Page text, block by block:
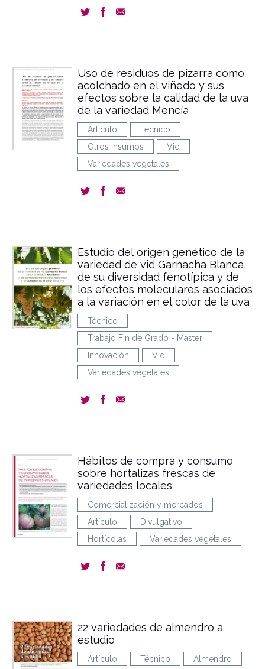
Uso de residuos de pizarra como
acolchado en el viñedo y sus
efectos sobre la calidad de la uva
de la variedad Mencía
Artículo
Técnico
Otros insumos
Vid
Variedades vegetales
Estudio del origen genético de la
variedad de vid Garnacha Blanca,
de su diversidad fenotípica y de
los efectos moleculares asociados
a la variación en el color de la uva
Técnico
Trabajo Fin de Grado - Máster
Innovación
Vid
Variedades vegetales
Hábitos de compra y consumo
sobre hortalizas frescas de
variedades locales
Comercialización y mercados
Artículo
Divulgativo
Hortícolas
Variedades vegetales
22 variedades de almendro a
estudio
Artículo Técnico
Almendro